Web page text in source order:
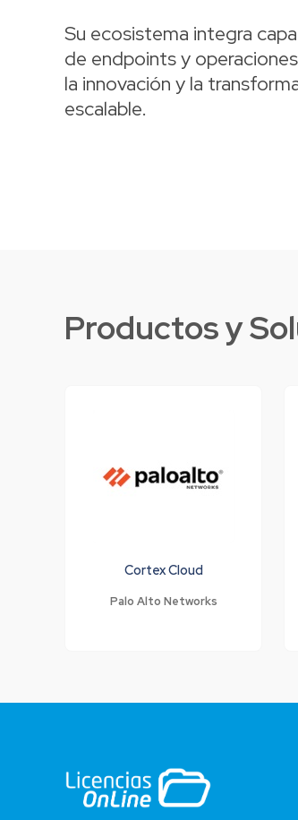
Su ecosistema integra
de endpoints y
la innovación y la
escalable.
Productos y
Cortex Cloud
Palo Alto Networks